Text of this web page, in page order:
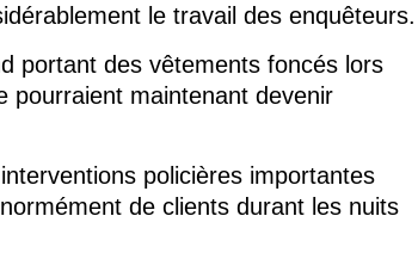
le travail des enquêteurs.
portant des vêtements foncés lors
pourraient maintenant devenir
policières importantes
de clients durant les nuits